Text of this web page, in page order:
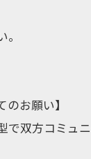
のお願い】
で双方コミュ